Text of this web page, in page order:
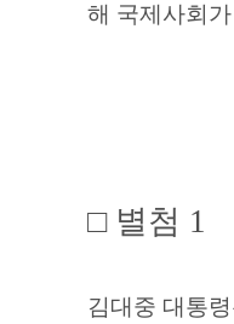
해 국제사회
□ 별첨 1
김대중 대통